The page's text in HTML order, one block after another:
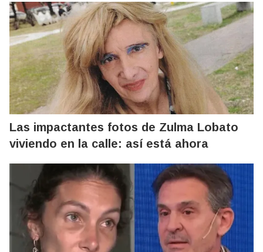
Las impactantes fotos de Zulma Lobato
viviendo en la calle: así está ahora